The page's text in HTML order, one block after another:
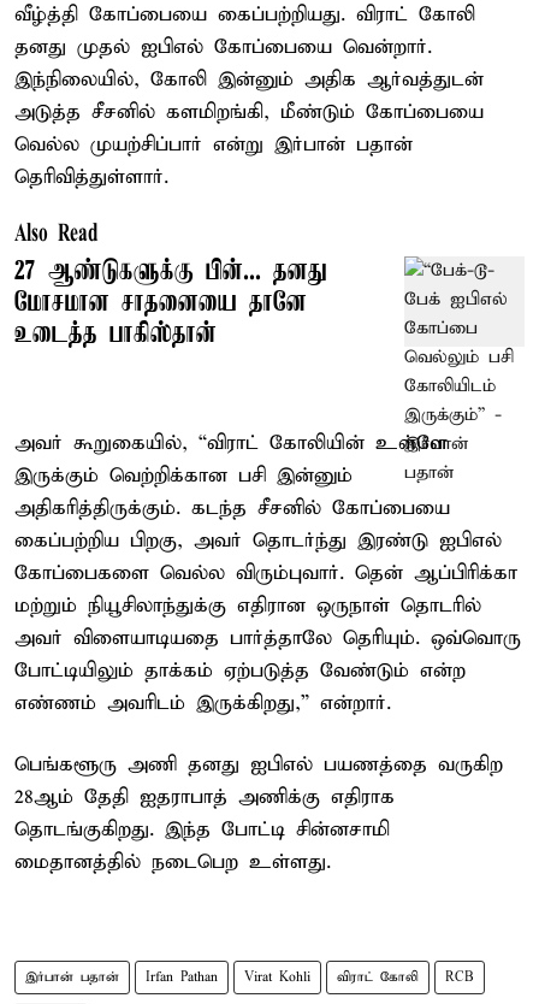
வீழ்த்தி கோப்பையை கைப்பற்றியது. விராட் கோலி
தனது முதல் ஐபிஎல் கோப்பையை வென்றார்.
இந்நிலையில், கோலி இன்னும் அதிக ஆர்வத்துடன்
அடுத்த சீசனில் களமிறங்கி, மீண்டும் கோப்பையை
வெல்ல முயற்சிப்பார் என்று இர்பான் பதான்
தெரிவித்துள்ளார்.
Also Read
27 ஆண்டுகளுக்கு பின்... தனது
மோசமான சாதனையை தானே
உடைத்த பாகிஸ்தான்
அவர் கூறுகையில், “விராட் கோலியின் உள்ளே
இருக்கும் வெற்றிக்கான பசி இன்னும்
அதிகரித்திருக்கும். கடந்த சீசனில் கோப்பையை
கைப்பற்றிய பிறகு, அவர் தொடர்ந்து இரண்டு ஐபிஎல்
கோப்பைகளை வெல்ல விரும்புவார். தென் ஆப்பிரிக்கா
மற்றும் நியூசிலாந்துக்கு எதிரான ஒருநாள் தொடரில்
அவர் விளையாடியதை பார்த்தாலே தெரியும். ஒவ்வொரு
போட்டியிலும் தாக்கம் ஏற்படுத்த வேண்டும் என்ற
எண்ணம் அவரிடம் இருக்கிறது,” என்றார்.
பெங்களூரு அணி தனது ஐபிஎல் பயணத்தை வருகிற
28ஆம் தேதி ஐதராபாத் அணிக்கு எதிராக
தொடங்குகிறது. இந்த போட்டி சின்னசாமி
மைதானத்தில் நடைபெற உள்ளது.
இர்பான் பதான் Irfan Pathan Virat Kohli விராட் கோலி RCB